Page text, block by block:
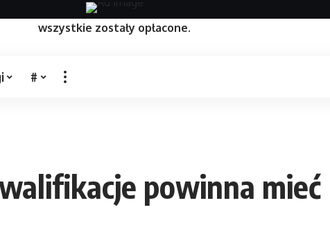
niej artykuły mają na celu pozycjonowanie stron www.
wszystkie zostały opłacone.
#
powinna mieć